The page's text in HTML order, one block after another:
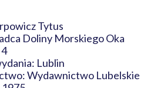
Tytus
Doliny Morskiego Oka
4
Lublin
Wydawnictwo Lubelskie